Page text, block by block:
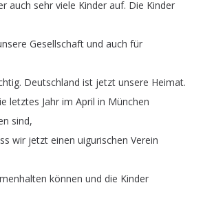
auch sehr viele Kinder auf. Die Kinder
Gesellschaft und auch für
. Deutschland ist jetzt unsere Heimat.
letztes Jahr im April in München
sind,
wir jetzt einen uigurischen Verein
können und die Kinder